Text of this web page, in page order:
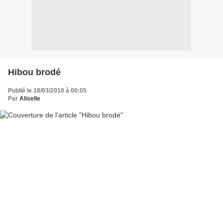
Hibou brodé
Publié le 18/03/2010 à 00:05
Par Aliselle